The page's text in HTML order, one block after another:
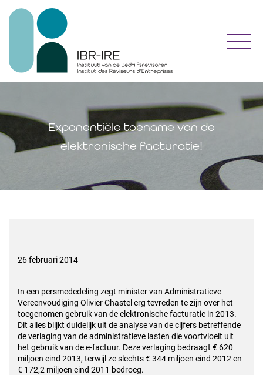
Exponentiële toename van de
elektronische facturatie!
26 februari 2014
In een persmededeling zegt minister van Administratieve
Vereenvoudiging Olivier Chastel erg tevreden te zijn over het
toegenomen gebruik van de elektronische facturatie in 2013.
Dit alles blijkt duidelijk uit de analyse van de cijfers betreffende
de verlaging van de administratieve lasten die voortvloeit uit
het gebruik van de e-factuur. Deze verlaging bedraagt € 620
miljoen eind 2013, terwijl ze slechts € 344 miljoen eind 2012 en
€ 172,2 miljoen eind 2011 bedroeg.